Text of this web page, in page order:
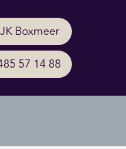
Boxmeer
57 14 88